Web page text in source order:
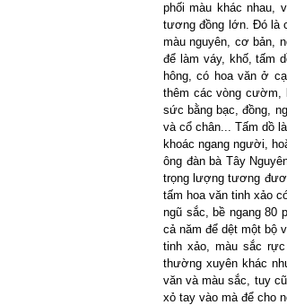
phối màu khác nhau,
tương đồng lớn. Đó là
màu nguyên, cơ bản,
để làm váy, khố, tấm
hông, có hoa văn ở
thêm các vòng cườm,
sức bằng bạc, đồng,
và cổ chân... Tấm dồ
khoác ngang người,
ông đàn bà Tây
trọng lượng tương
tấm hoa văn tinh xảo
ngũ sắc, bề ngang 80
cả năm để dệt một bộ
tinh xảo, màu sắc
thường xuyên khác
văn và màu sắc, tuy
xỏ tay vào mà để cho